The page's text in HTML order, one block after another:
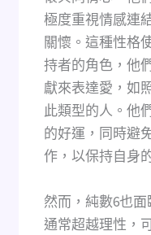
極度重視情感連
關懷。這種性格
持者的角色，他
獻來表達愛，如
此類型的人。他
的好運，同時避
作，以保持自身
然而，純數6也
通常超越理性，